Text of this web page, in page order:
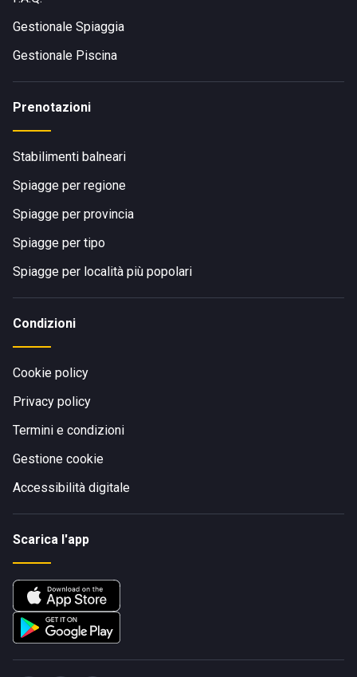
Gestionale Spiaggia
Gestionale Piscina
Prenotazioni
Stabilimenti balneari
Spiagge per regione
Spiagge per provincia
Spiagge per tipo
Spiagge per località più popolari
Condizioni
Cookie policy
Privacy policy
Termini e condizioni
Gestione cookie
Accessibilità digitale
Scarica l'app